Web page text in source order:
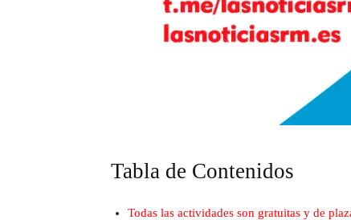
Tabla de Contenidos
Todas las actividades son gratuitas y de